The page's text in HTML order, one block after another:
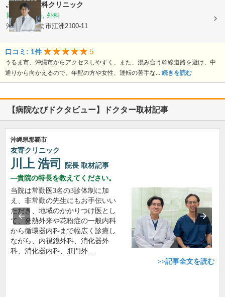
ふくはら内科クリニック
胃腸科, 内科, 外科
沖縄県うるま市江洲2100-11
口コミ: 1件 5
うるま市、沖縄市からアクセスしやすく、また、混み合う幹線道路を避け、中
通りから向かえるので、年配の方や女性、運転の苦手な... 続きを読む
【病院なびドクタビュー】ドクター取材記事
沖縄県那覇市
友寄クリニック
川上 浩司 院長 取材記事
貴院の特長を教えてください。
当院は常勤医3名の3診体制に加
え、非常勤の先生にもお手伝いい
ただき、地域のかかりつけ医とし
て、発熱外来や花粉症の一般内科
から循環器内科まで幅広く診療し
ながら、内視鏡外科、消化器外
科、消化器内科、肛門外…
>>記事全文を読む